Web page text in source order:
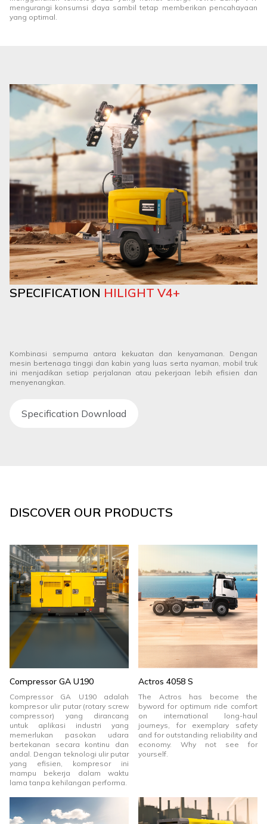
mengurangi konsumsi daya sambil tetap memberikan pencahayaan
yang optimal.
SPECIFICATION HILIGHT V4+
Kombinasi sempurna antara kekuatan dan kenyamanan. Dengan
mesin bertenaga tinggi dan kabin yang luas serta nyaman, mobil truk
ini menjadikan setiap perjalanan atau pekerjaan lebih efisien dan
menyenangkan.
Specification Download
DISCOVER OUR PRODUCTS
Compressor GA U190
Compressor GA U190 adalah
kompresor ulir putar (rotary screw
compressor) yang dirancang
untuk aplikasi industri yang
memerlukan pasokan udara
bertekanan secara kontinu dan
andal. Dengan teknologi ulir putar
yang efisien, kompresor ini
mampu bekerja dalam waktu
lama tanpa kehilangan performa.
Actros 4058 S
The Actros has become the
byword for optimum ride comfort
on international long-haul
journeys, for exemplary safety
and for outstanding reliability and
economy. Why not see for
yourself.